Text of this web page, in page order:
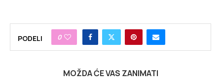
PODELI 0
MOŽDA ĆE VAS ZANIMATI